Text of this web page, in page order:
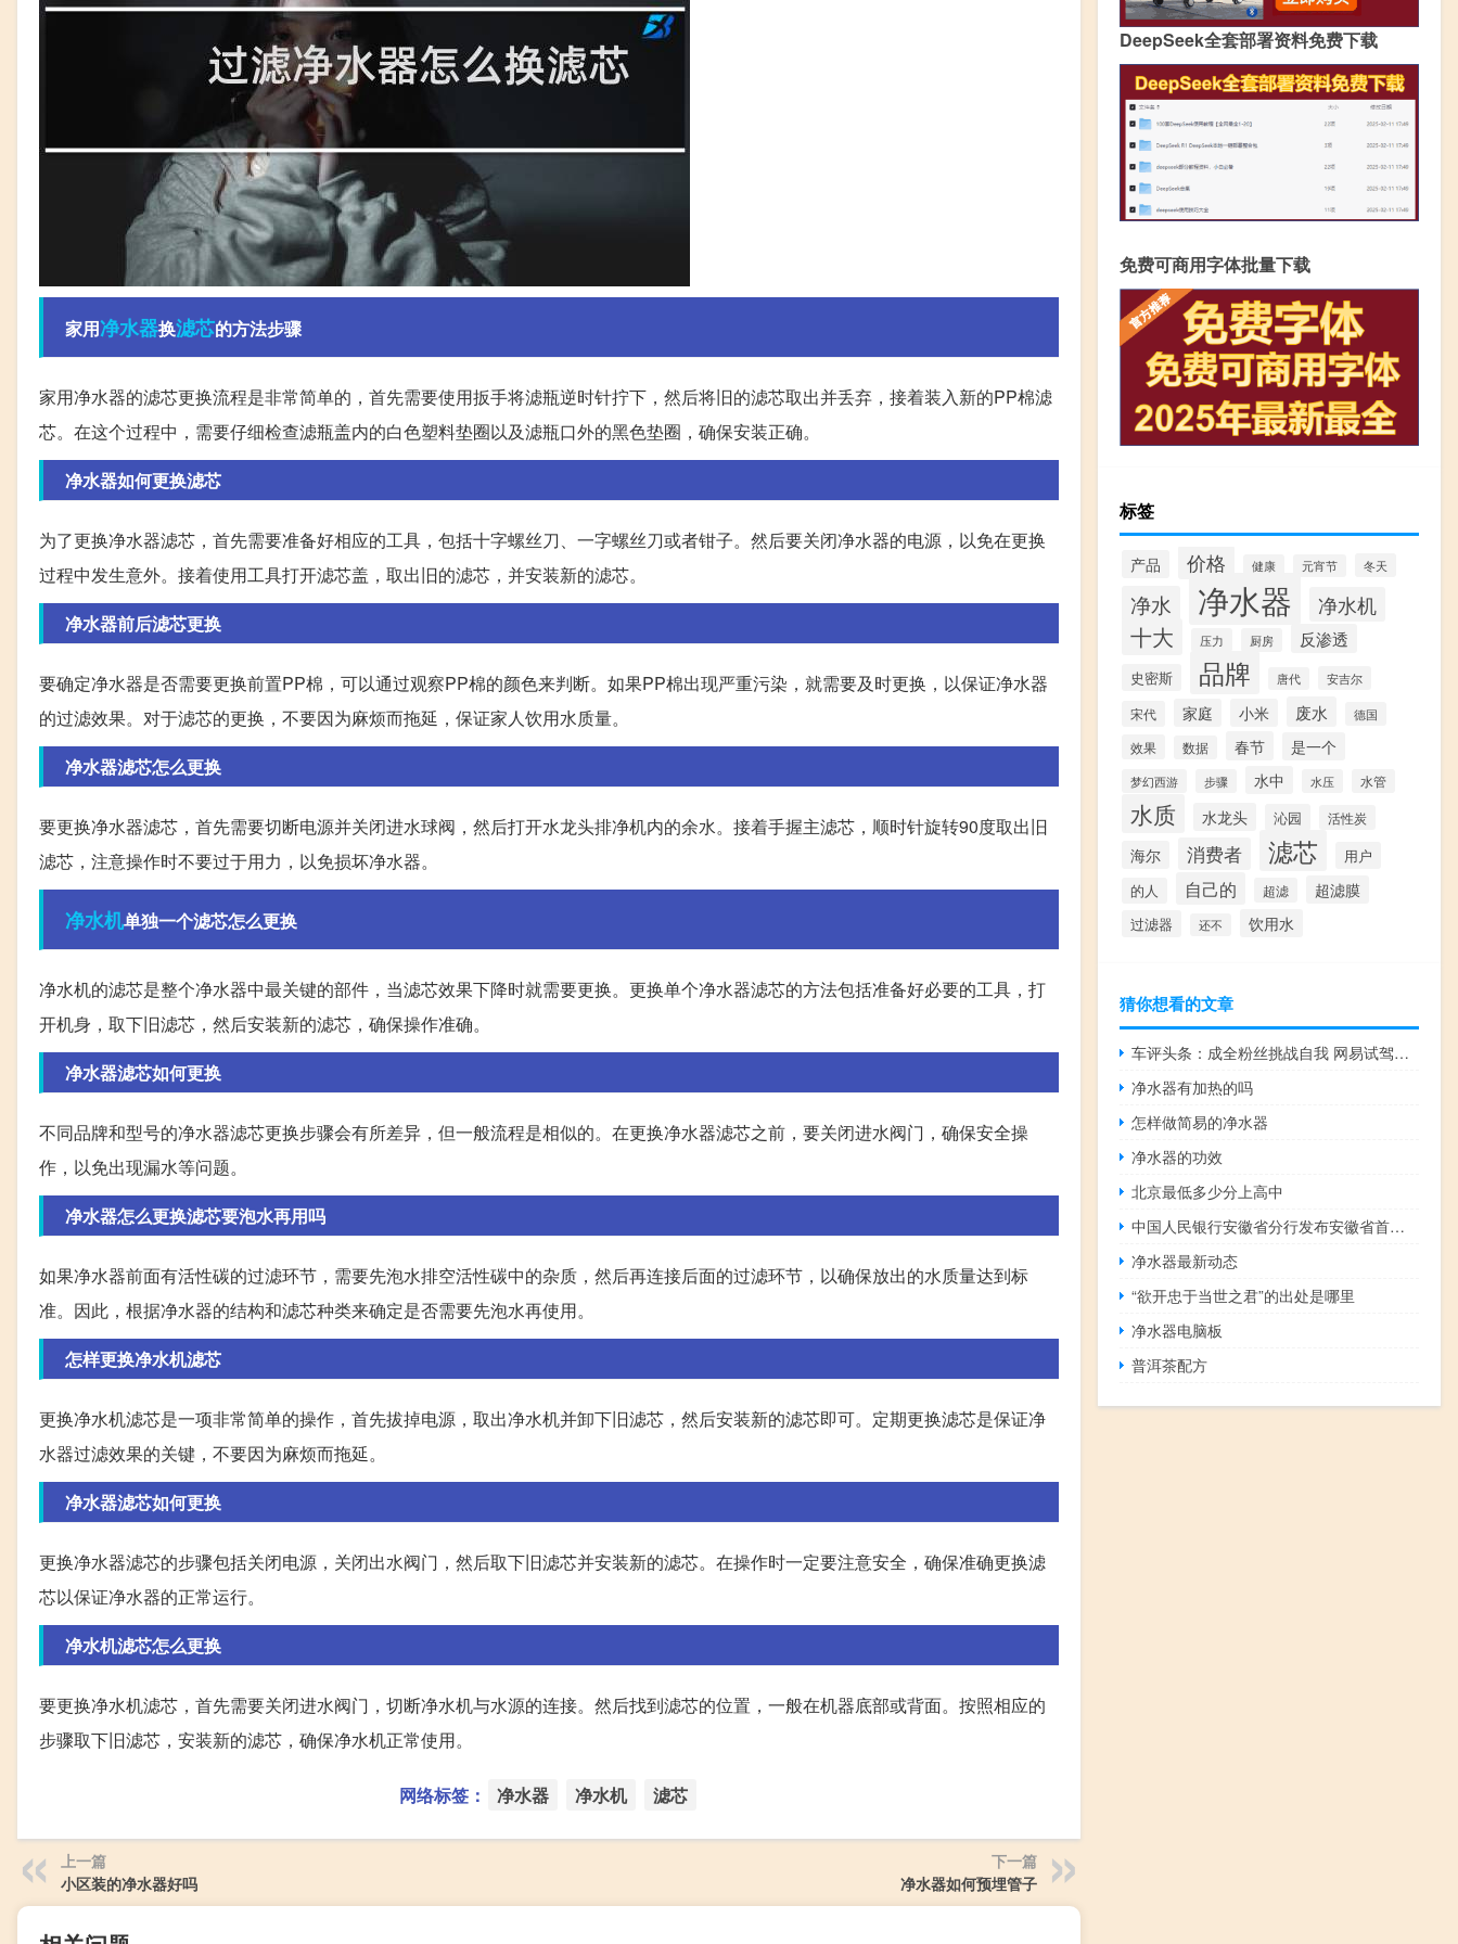
家用净水器换滤芯的方法步骤
家用净水器的滤芯更换流程是非常简单的，首先需要使用扳手将滤瓶逆时针拧下，然后将旧的滤芯取出并丢弃，接着装入新的PP棉滤
芯。在这个过程中，需要仔细检查滤瓶盖内的白色塑料垫圈以及滤瓶口外的黑色垫圈，确保安装正确。
净水器如何更换滤芯
为了更换净水器滤芯，首先需要准备好相应的工具，包括十字螺丝刀、一字螺丝刀或者钳子。然后要关闭净水器的电源，以免在更换
过程中发生意外。接着使用工具打开滤芯盖，取出旧的滤芯，并安装新的滤芯。
净水器前后滤芯更换
要确定净水器是否需要更换前置PP棉，可以通过观察PP棉的颜色来判断。如果PP棉出现严重污染，就需要及时更换，以保证净水器
的过滤效果。对于滤芯的更换，不要因为麻烦而拖延，保证家人饮用水质量。
净水器滤芯怎么更换
要更换净水器滤芯，首先需要切断电源并关闭进水球阀，然后打开水龙头排净机内的余水。接着手握主滤芯，顺时针旋转90度取出旧
滤芯，注意操作时不要过于用力，以免损坏净水器。
净水机单独一个滤芯怎么更换
净水机的滤芯是整个净水器中最关键的部件，当滤芯效果下降时就需要更换。更换单个净水器滤芯的方法包括准备好必要的工具，打
开机身，取下旧滤芯，然后安装新的滤芯，确保操作准确。
净水器滤芯如何更换
不同品牌和型号的净水器滤芯更换步骤会有所差异，但一般流程是相似的。在更换净水器滤芯之前，要关闭进水阀门，确保安全操
作，以免出现漏水等问题。
净水器怎么更换滤芯要泡水再用吗
如果净水器前面有活性碳的过滤环节，需要先泡水排空活性碳中的杂质，然后再连接后面的过滤环节，以确保放出的水质量达到标
准。因此，根据净水器的结构和滤芯种类来确定是否需要先泡水再使用。
怎样更换净水机滤芯
更换净水机滤芯是一项非常简单的操作，首先拔掉电源，取出净水机并卸下旧滤芯，然后安装新的滤芯即可。定期更换滤芯是保证净
水器过滤效果的关键，不要因为麻烦而拖延。
净水器滤芯如何更换
更换净水器滤芯的步骤包括关闭电源，关闭出水阀门，然后取下旧滤芯并安装新的滤芯。在操作时一定要注意安全，确保准确更换滤
芯以保证净水器的正常运行。
净水机滤芯怎么更换
要更换净水机滤芯，首先需要关闭进水阀门，切断净水机与水源的连接。然后找到滤芯的位置，一般在机器底部或背面。按照相应的
步骤取下旧滤芯，安装新的滤芯，确保净水机正常使用。
网络标签： 净水器 净水机 滤芯
上一篇
小区装的净水器好吗
下一篇
净水器如何预埋管子
DeepSeek全套部署资料免费下载
免费可商用字体批量下载
标签
产品 价格 健康 元宵节 冬天
净水 净水器 净水机
十大 压力 厨房 反渗透
史密斯 品牌 唐代 安吉尔
宋代 家庭 小米 废水 德国
效果 数据 春节 是一个
梦幻西游 步骤 水中 水压 水管
水质 水龙头 沁园 活性炭
海尔 消费者 滤芯 用户
的人 自己的 超滤 超滤膜
过滤器 还不 饮用水
猜你想看的文章
车评头条：成全粉丝挑战自我 网易试驾北京汽车BJ40
净水器有加热的吗
怎样做简易的净水器
净水器的功效
北京最低多少分上高中
中国人民银行安徽省分行发布安徽省首套房贷利率下限情况
净水器最新动态
“欲开忠于当世之君”的出处是哪里
净水器电脑板
普洱茶配方